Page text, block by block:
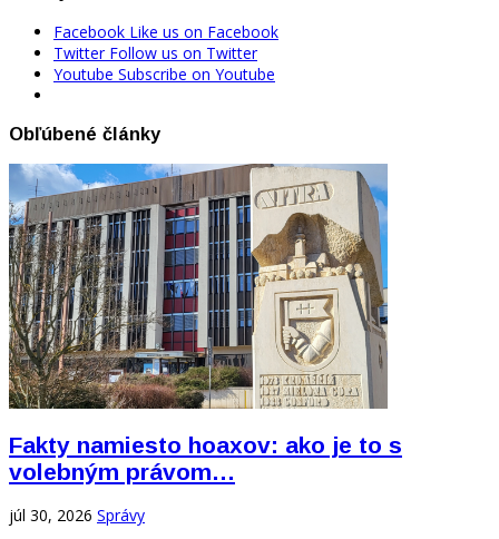
Facebook Like us on Facebook
Twitter Follow us on Twitter
Youtube Subscribe on Youtube
Obľúbené články
Fakty namiesto hoaxov: ako je to s
volebným právom…
júl 30, 2026 Správy